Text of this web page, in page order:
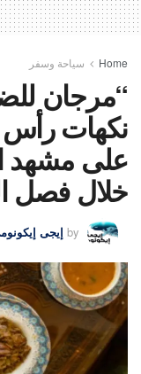
Home سياحة وسفر
“مرجان
نكهات رأس
على مشهد
خلال فصل
by إيجى